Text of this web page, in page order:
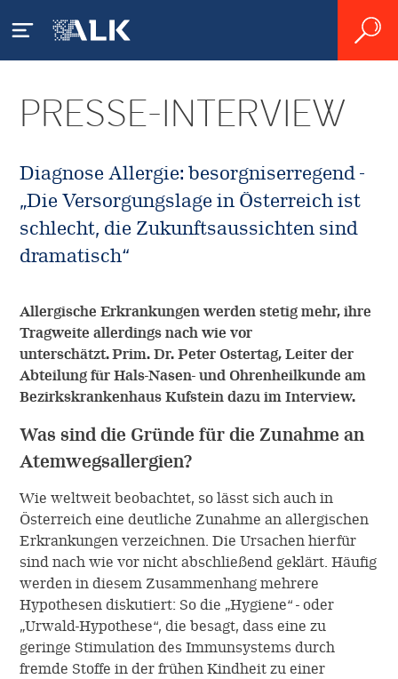
Patienten
Allergie - was ist das?
Pollenallergie
Hausstaubmilbenallergie
Leben mit Allergien
Kosten durch Allergien
Allergisches Asthma
Diagnose von Allergien
Behandlung
Leitlinie Allergologie
Service für Allergiker
Fachkreise
Apotheken
Entwicklung
Allergen-Immuntherapie
Native Allergene
Forschung
Entwicklung
Produktion
Anwendungsbeobachtungen
Karriere
Arbeiten bei ALK
Freie Stellen
Cultural Beliefs
Unternehmen
ALK International
Geschichte
EFPIA
Presse
Kontakt
Online-Bestellungen
PRESSE-INTERVIEW
Diagnose Allergie: besorgniserregend -
„Die Versorgungslage in Österreich ist
schlecht, die Zukunftsaussichten sind
dramatisch“
Allergische Erkrankungen werden stetig mehr, ihre
Tragweite allerdings nach wie vor
unterschätzt. Prim. Dr. Peter Ostertag, Leiter der
Abteilung für Hals-Nasen- und Ohrenheilkunde am
Bezirkskrankenhaus Kufstein dazu im Interview.
Was sind die Gründe für die Zunahme an
Atemwegsallergien?
Wie weltweit beobachtet, so lässt sich auch in
Österreich eine deutliche Zunahme an allergischen
Erkrankungen verzeichnen. Die Ursachen hierfür
sind nach wie vor nicht abschließend geklärt. Häufig
werden in diesem Zusammenhang mehrere
Hypothesen diskutiert: So die „Hygiene“ - oder
„Urwald-Hypothese“, die besagt, dass eine zu
geringe Stimulation des Immunsystems durch
fremde Stoffe in der frühen Kindheit zu einer